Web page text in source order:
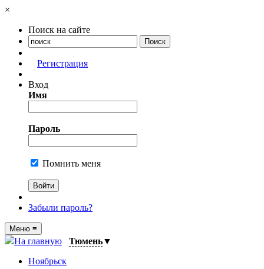
×
Поиск на сайте
Регистрация
Вход
Имя
Пароль
Помнить меня
Забыли пароль?
Меню ≡
На главную Тюмень▼
Ноябрьск